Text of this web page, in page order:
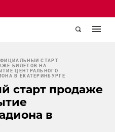
СТАРТ
БИЛЕТОВ НА
ЦЕНТРАЛЬНОГО
В ЕКАТЕРИНБУРГЕ
старт продаже
в